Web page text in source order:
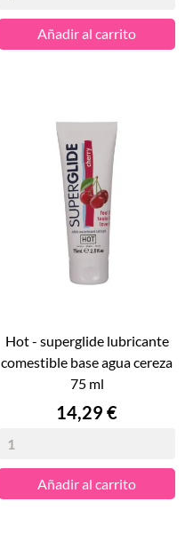
Añadir al carrito
hot - superglide lubricante
comestible base agua cereza
75 ml
Precio
14,29 €
Añadir al carrito